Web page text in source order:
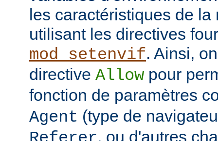
les caractéristiques de
utilisant les directives
mod_setenvif. Ainsi,
directive Allow pour
fonction de paramètres
Agent (type de
, ou d'autres